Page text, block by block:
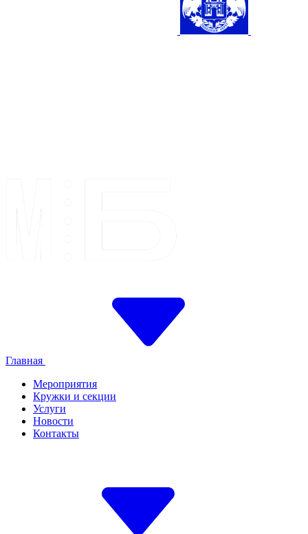
Главная
Мероприятия
Кружки и секции
Услуги
Новости
Контакты